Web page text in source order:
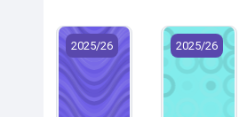
KNJ/KLITA - Advanced
2025/26 KNJ/KLTN1
2025/26